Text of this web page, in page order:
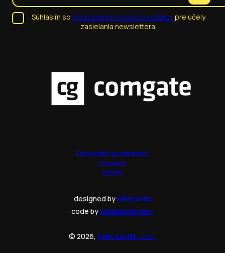
Súhlasím so spracúvaním osobných údajovpre účely
zasielania newslettera.
Obchodné podmienky
Cookies
GDPR
designed bywildcards
code bywisdomfactory
© 2026, KANCELARIE, s.r.o.